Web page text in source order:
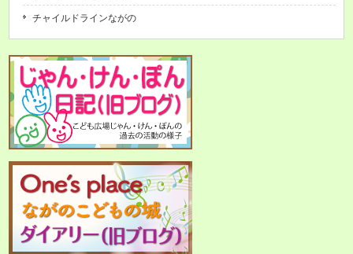
チャイルドラインながの